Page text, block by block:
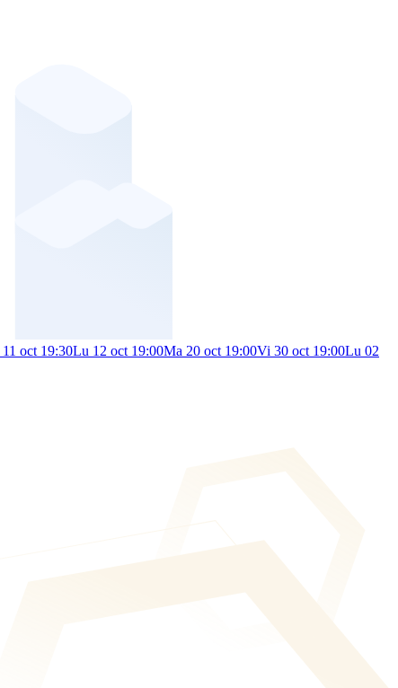
oct 19:30Lu 12 oct 19:00Ma 20 oct 19:00Vi 30 oct 19:00Lu 02